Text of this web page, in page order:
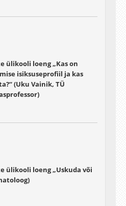
ülikooli loeng „Kas on
isiksuseprofiil ja kas
(Uku Vainik, TÜ
ülikooli loeng „Uskuda või